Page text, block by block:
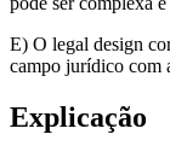
E) O legal design
campo jurídico com
Explicação